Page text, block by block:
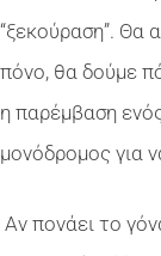
“ξεκούραση”. Θα
πόνο, θα δούμε
η παρέμβαση
μονόδρομος για
Αν πονάει το